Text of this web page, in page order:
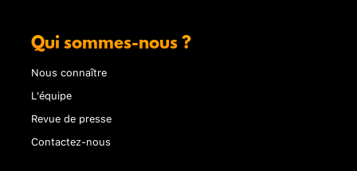
Qui sommes-nous ?
Nous connaître
L'équipe
Revue de presse
Contactez-nous